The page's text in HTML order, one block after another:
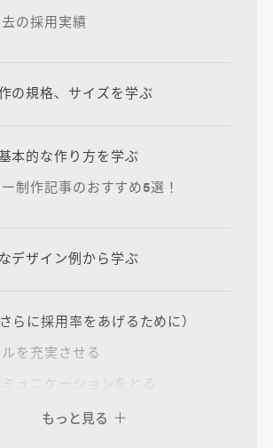
の採用実績
の規格、サイズを学ぶ
本的な作り方を学ぶ
制作記事のおすすめ5選！
デザイン例から学ぶ
らに採用率をあげるために）
を充実させる
ュニケーションをとる
図、微修正の意思をしっかり伝える
もっと見る